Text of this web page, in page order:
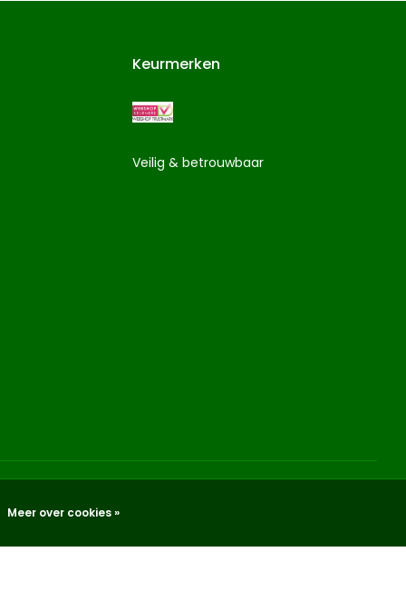
Keurmerken
Veilig & betrouwbaar
Meer over cookies »